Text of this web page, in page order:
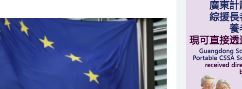
13:03
警告
14:25
逾20%
14:18
當銷售恒生國指掛鈎產品
14:01